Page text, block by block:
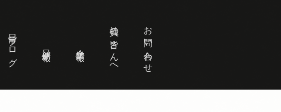
日常ブログ 社員の皆さんへ お問い合わせ